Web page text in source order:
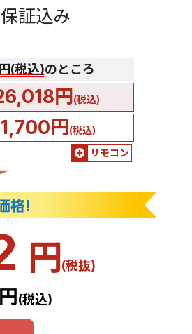
証込み
(税込)のところ
円(税込)
円(税込)
リモコン
円(税抜)
(税込)